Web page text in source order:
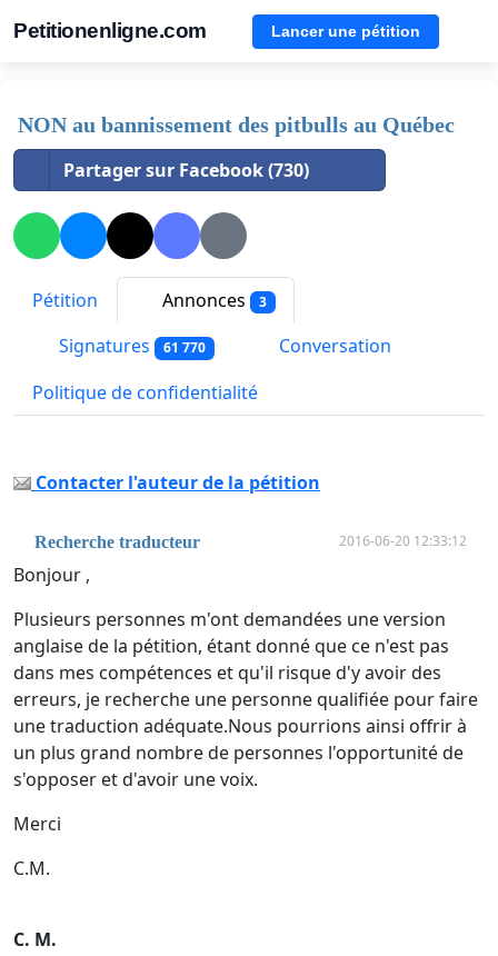
Petitionenligne.com Lancer une pétition
NON au bannissement des pitbulls au Québec
Partager sur Facebook (730)
Pétition Annonces 3
Signatures 61 770
Conversation
Politique de confidentialité
Contacter l'auteur de la pétition
Recherche traducteur 2016-06-20 12:33:12
Bonjour ,
Plusieurs personnes m'ont demandées une version
anglaise de la pétition, étant donné que ce n'est pas
dans mes compétences et qu'il risque d'y avoir des
erreurs, je recherche une personne qualifiée pour faire
une traduction adéquate.Nous pourrions ainsi offrir à
un plus grand nombre de personnes l'opportunité de
s'opposer et d'avoir une voix.
Merci
C.M.
C. M.